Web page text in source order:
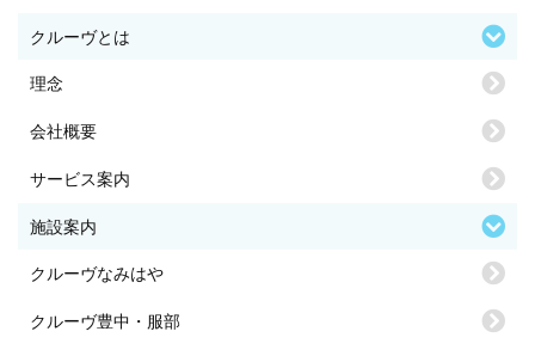
クルーヴとは
理念
会社概要
サービス案内
施設案内
クルーヴなみはや
クルーヴ豊中・服部